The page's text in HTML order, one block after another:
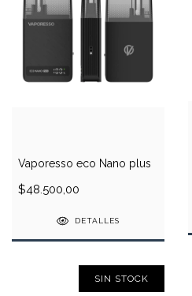
Vaporesso eco Nano plus
$48.500,00
DETALLES
SIN STOCK